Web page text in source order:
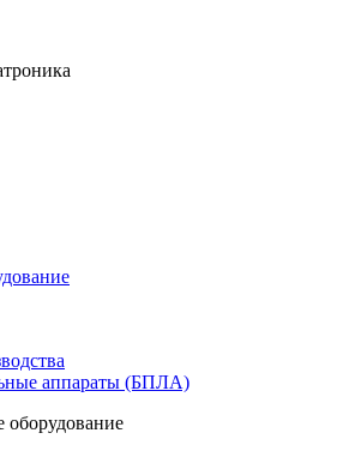
аппараты (БПЛА)
оборудование